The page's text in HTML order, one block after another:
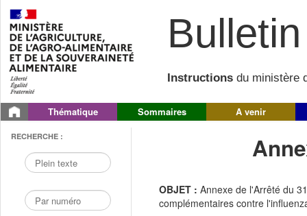
Instructions du ministère
Thématique Sommaires A venir
RECHERCHE :
OBJET : Annexe de l'Arrêté du
complémentaires contre